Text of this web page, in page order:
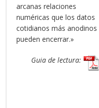
arcanas relaciones
numéricas que los datos
cotidianos más anodinos
pueden encerrar.»
Guia de lectura: